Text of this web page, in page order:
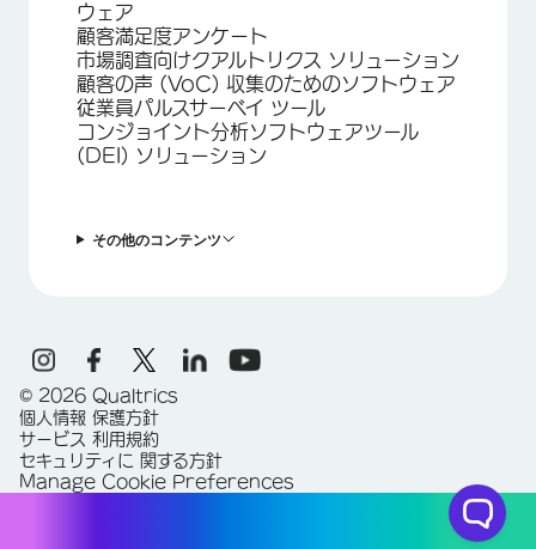
ウェア
顧客満足度アンケート
市場調査向けクアルトリクス ソリューション
顧客の声 (VoC) 収集のためのソフトウェア
従業員パルスサーベイ ツール
コンジョイント分析ソフトウェアツール
(DEI) ソリューション
その他のコンテンツ
© 2026 Qualtrics
個人情報 保護方針
サービス 利用規約
セキュリティに 関する方針
Manage Cookie Preferences